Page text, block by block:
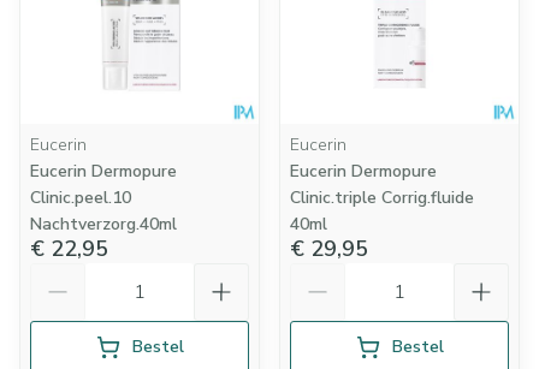
Eucerin
Eucerin Dermopure
Clinic.peel.10
Nachtverzorg.40ml
€ 22,95
Bestel
Eucerin
Eucerin Dermopure
Clinic.triple Corrig.fluide
40ml
€ 29,95
Bestel